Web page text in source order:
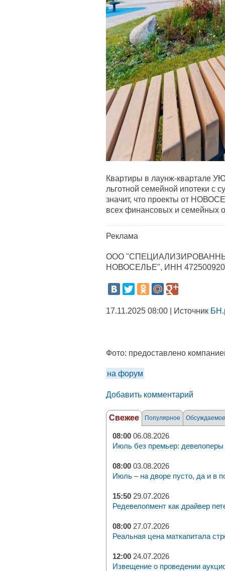
Квартиры в лаунж-квартале
льготной семейной ипотеки с
значит, что проекты от
всех финансовых и семейных
Реклама
ООО
НОВОСЕЛЬЕ", ИНН
17.11.2025 08:00 | Источник
Фото: предоставлено
на форум
Добавить комментарий
Свежее Популярное Обсуждаемое
08:00 06.08.2026
Июль без премьер: девелоперы
08:00 03.08.2026
Июль – на дворе пусто, да и в
15:50 29.07.2026
Редевелопмент как драйвер
08:00 27.07.2026
Реальная цена маткапитала
12:00 24.07.2026
Извещение о проведении